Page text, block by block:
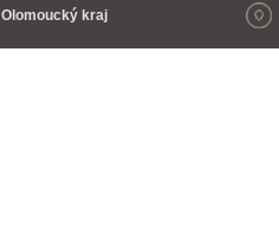
Olomoucký kraj